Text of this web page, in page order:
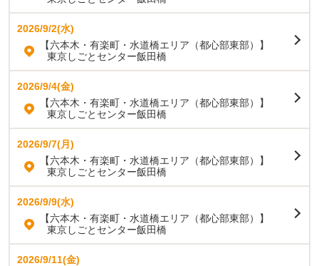
2026/9/2(水)
【六本木・有楽町・水道橋エリア（都心部東部）】
東京しごとセンター飯田橋
2026/9/4(金)
【六本木・有楽町・水道橋エリア（都心部東部）】
東京しごとセンター飯田橋
2026/9/7(月)
【六本木・有楽町・水道橋エリア（都心部東部）】
東京しごとセンター飯田橋
2026/9/9(水)
【六本木・有楽町・水道橋エリア（都心部東部）】
東京しごとセンター飯田橋
2026/9/11(金)